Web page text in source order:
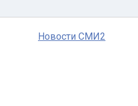
Новости СМИ2